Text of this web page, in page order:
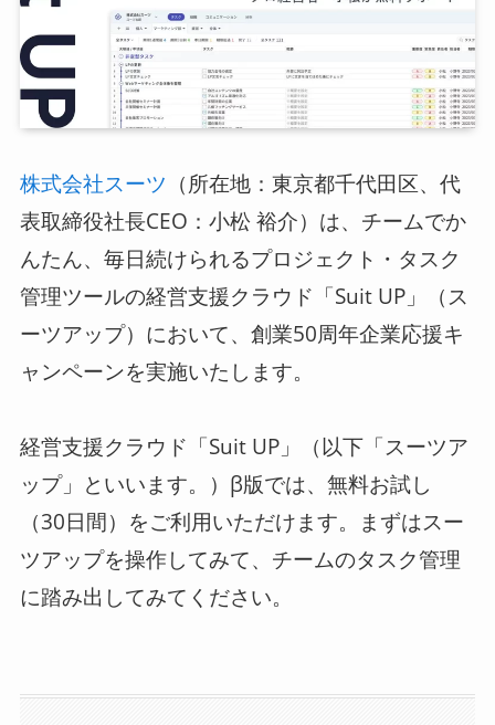
お問い合わせ
ログイン
スーツアップを無料ではじめる▶
サービス概要資料はこちら
株式会社スーツ
（所在地：東京都千代田区、代
表取締役社長CEO：小松 裕介）は、チームでか
んたん、毎日続けられるプロジェクト・タスク
管理ツールの経営支援クラウド「Suit UP」（ス
ーツアップ）において、創業50周年企業応援キ
ャンペーンを実施いたします。
経営支援クラウド「Suit UP」（以下「スーツア
ップ」といいます。）β版では、無料お試し
（30日間）をご利用いただけます。まずはスー
ツアップを操作してみて、チームのタスク管理
に踏み出してみてください。